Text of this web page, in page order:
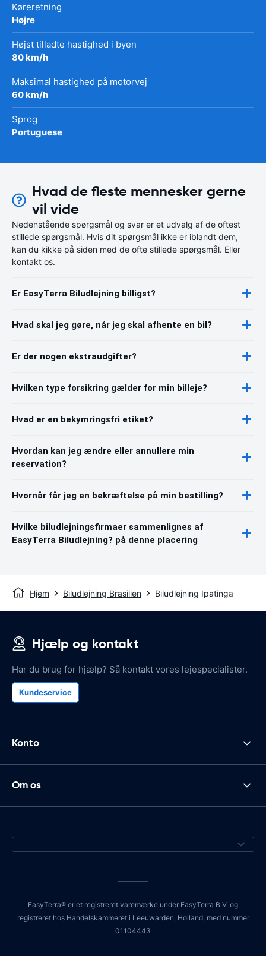
Køreretning
Højre
Højst tilladte hastighed i byen
80 km/h
Maksimal hastighed på motorvej
60 km/h
Sprog
Portuguese
Hvad de fleste mennesker gerne
vil vide
Nedenstående spørgsmål og svar er et udvalg af de oftest
stillede spørgsmål. Hvis dit spørgsmål ikke er iblandt dem,
kan du kikke på siden med de ofte stillede spørgsmål. Eller
kontakt os.
Er EasyTerra Biludlejning billigst?
Hvad skal jeg gøre, når jeg skal afhente en bil?
Er der nogen ekstraudgifter?
Hvilken type forsikring gælder for min billeje?
Hvad er en bekymringsfri etiket?
Hvordan kan jeg ændre eller annullere min
reservation?
Hvornår får jeg en bekræftelse på min bestilling?
Hvilke biludlejningsfirmaer sammenlignes af
EasyTerra Biludlejning? på denne placering
Hjem Biludlejning Brasilien Biludlejning Ipatinga
Hjælp og kontakt
Har du brug for hjælp? Så kontakt vores lejespecialister.
Kundeservice
Konto
Om os
EasyTerra® er et registreret varemærke under EasyTerra B.V. og
registreret hos Handelskammeret i Leeuwarden, Holland, med nummer
01104443